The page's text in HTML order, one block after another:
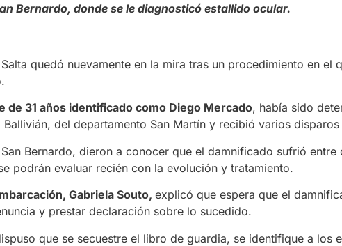
Bernardo, donde se le diagnosticó estallido ocular.
quedó nuevamente en la mira tras un procedimiento en el
de 31 años identificado como Diego Mercado, había sido
del departamento San Martín y recibió varios
Bernardo, dieron a conocer que el damnificado sufrió entre
podrán evaluar recién con la evolución y tratamiento.
Gabriela Souto,explicó que espera que el
y prestar declaración sobre lo sucedido.
que se secuestre el libro de guardia, se identifique a los